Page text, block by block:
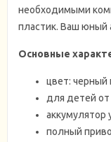
необходимыми
пластик. Ваш юный
Основные
цвет: черный
для детей от
аккумулятор
полный